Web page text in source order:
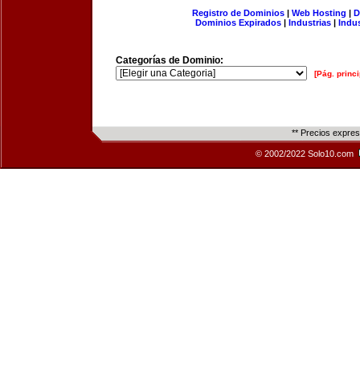
Registro de Dominios| Web Hosting |
Dominios Expirados | Industrias |
Categorías de Dominio:
[Pág.
** Precios
© 2002/2022 Solo10.com